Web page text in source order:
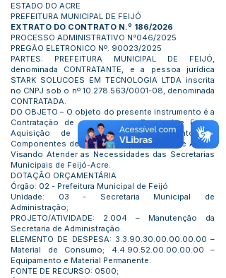
ESTADO DO ACRE
PREFEITURA MUNICIPAL DE FEIJÓ
EXTRATO DO CONTRATO N.º 186/2026
PROCESSO ADMINISTRATIVO N°046/2025
PREGÃO ELETRONICO Nº. 90023/2025
PARTES: PREFEITURA MUNICIPAL DE FEIJÓ,
denominada CONTRATANTE, e a pessoa jurídica
STARK SOLUCOES EM TECNOLOGIA LTDA inscrita
no CNPJ sob o nº 10.278.563/0001-08, denominada
CONTRATADA.
DO OBJETO – O objeto do presente instrumento é a
Contratação de empresa para Eventual e Futura
Aquisição de Material de Equipamentos e
Componentes de Informática e Recursos de Áudio,
Visando Atender as Necessidades das Secretarias
Municipais de Feijó-Acre.
DOTAÇÃO ORÇAMENTÁRIA
Órgão: 02 - Prefeitura Municipal de Feijó
Unidade: 03 - Secretaria Municipal de
Administração;
PROJETO/ATIVIDADE: 2.004 – Manutenção da
Secretaria de Administração.
ELEMENTO DE DESPESA: 3.3.90.30.00.00.00.00 –
Material de Consumo;
4.4.90.52.00.00.00.00 –
Equipamento e Material Permanente.
FONTE DE RECURSO: 0500;